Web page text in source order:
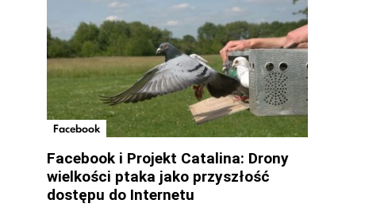
Facebook
Facebook i Projekt Catalina: Drony
wielkości ptaka jako przyszłość
dostępu do Internetu